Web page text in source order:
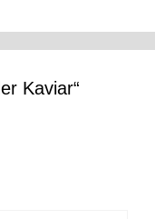
Kaviar“